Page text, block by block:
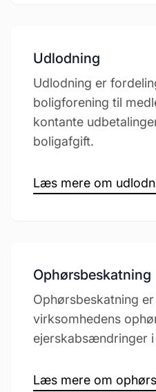
Udlodning
Udlodning er
boligforening til
kontante
boligafgift.
Læs mere om
Ophørsbeskatning
Ophørsbeskatning
virksomhedens
ejerskabsændringer
Læs mere om